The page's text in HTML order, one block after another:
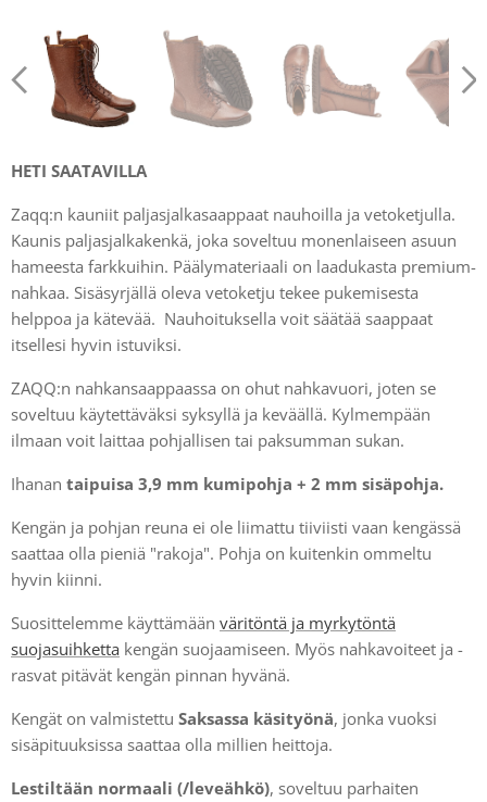
HETI SAATAVILLA
Zaqq:n kauniit paljasjalkasaappaat nauhoilla ja vetoketjulla.
Kaunis paljasjalkakenkä, joka soveltuu monenlaiseen asuun
hameesta farkkuihin. Päälymateriaali on laadukasta premium-
nahkaa. Sisäsyrjällä oleva vetoketju tekee pukemisesta
helppoa ja kätevää. Nauhoituksella voit säätää saappaat
itsellesi hyvin istuviksi.
ZAQQ:n nahkansaappaassa on ohut nahkavuori, joten se
soveltuu käytettäväksi syksyllä ja keväällä. Kylmempään
ilmaan voit laittaa pohjallisen tai paksumman sukan.
Ihanan taipuisa 3,9 mm kumipohja + 2 mm sisäpohja.
Kengän ja pohjan reuna ei ole liimattu tiiviisti vaan kengässä
saattaa olla pieniä "rakoja". Pohja on kuitenkin ommeltu
hyvin kiinni.
Suosittelemme käyttämään väritöntä ja myrkytöntä
suojasuihketta kengän suojaamiseen. Myös nahkavoiteet ja -
rasvat pitävät kengän pinnan hyvänä.
Kengät on valmistettu Saksassa käsityönä, jonka vuoksi
sisäpituuksissa saattaa olla millien heittoja.
Lestiltään normaali (/leveähkö), soveltuu parhaiten